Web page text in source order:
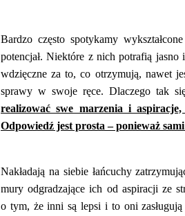
Bardzo często spotykamy
potencjał. Niektóre z nich potrafią
wdzięczne za to, co otrzymują, nawet
sprawy w swoje ręce. Dlaczego tak
realizować swe marzenia i
Odpowiedź jest prosta – ponieważ
Nakładają na siebie łańcuchy
mury odgradzające ich od aspiracji ze
o tym, że inni są lepsi i to oni